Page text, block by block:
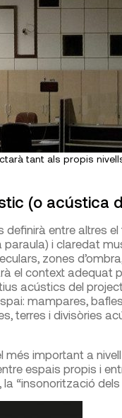
tant als propis
(o acústica
entre altres
paraula) i claredat
zones
el context adequat
acústics del
mampares,
terres i divisòries
més important a
espais propis i
“insonorització